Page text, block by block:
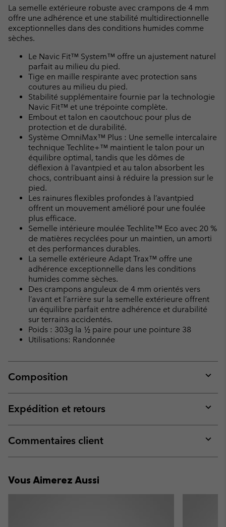
La semelle extérieure robuste avec crampons de 4 mm
offre une adhérence et une stabilité multidirectionnelle
exceptionnelles dans des conditions humides comme
sèches.
Le Navic Fit™ System™ offre un ajustement naturel
parfait au milieu du pied.
Tige en maille respirante avec protection sans
coutures au milieu du pied.
Stabilité supplémentaire fournie par la technologie
Navic Fit™ et une trépointe complète.
Embout et talon en caoutchouc pour plus de
protection et de durabilité.
Système OmniMax™ Plus : Une semelle intercalaire
technique Techlite+™ maintient le talon pour un
équilibre optimal, tandis que les dômes de
déflexion à l’avantpied et au talon absorbent les
chocs, contribuant ainsi à réduire la pression sur le
pied.
Les rainures flexibles profondes à l’avantpied
offrent un mouvement amélioré pour une foulée
plus efficace.
Semelle intérieure moulée Techlite™ Eco avec 20 %
de matières recyclées pour un maintien, un amorti
et des performances durables.
La semelle extérieure Adapt Trax™ offre une
adhérence exceptionnelle dans les conditions
humides comme sèches.
Des crampons anguleux de 4 mm orientés vers
l’avant et l’arrière sur la semelle extérieure offrent
un équilibre parfait entre adhérence et durabilité
sur terrains accidentés.
Poids : 303g la ½ paire pour une pointure 38
Utilisations: Randonnée
Composition
or
Expédition et retours
or
Commentaires client
or
Vous Aimerez Aussi